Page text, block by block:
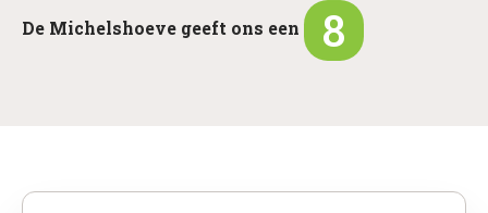
De Michelshoeve geeft ons een 8